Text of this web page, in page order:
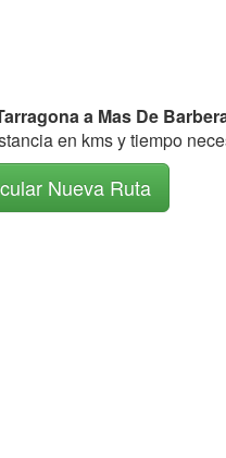
a Mas De
en kms y tiempo
Nueva Ruta